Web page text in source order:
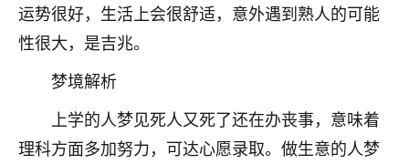
运势很好，生活上会很舒适，意外遇到熟人的可能
性很大，是吉兆。
梦境解析
上学的人梦见死人又死了还在办丧事，意味着
理科方面多加努力，可达心愿录取。做生意的人梦